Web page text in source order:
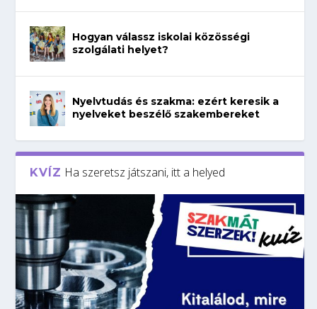
Hogyan válassz iskolai közösségi
szolgálati helyet?
Nyelvtudás és szakma: ezért keresik a
nyelveket beszélő szakembereket
KVÍZ Ha szeretsz játszani, itt a helyed